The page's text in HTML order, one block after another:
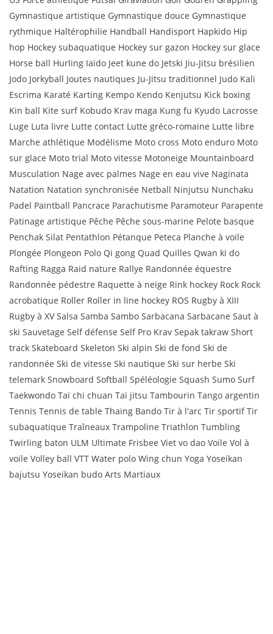
Gymnastique artistique Gymnastique douce Gymnastique
rythmique Haltérophilie Handball Handisport Hapkido Hip
hop Hockey subaquatique Hockey sur gazon Hockey sur glace
Horse ball Hurling Iaïdo Jeet kune do Jetski Jiu-Jitsu brésilien
Jodo Jorkyball Joutes nautiques Ju-Jitsu traditionnel Judo Kali
Escrima Karaté Karting Kempo Kendo Kenjutsu Kick boxing
Kin ball Kite surf Kobudo Krav maga Kung fu Kyudo Lacrosse
Luge Luta livre Lutte contact Lutte gréco-romaine Lutte libre
Marche athlétique Modélisme Moto cross Moto enduro Moto
sur glace Moto trial Moto vitesse Motoneige Mountainboard
Musculation Nage avec palmes Nage en eau vive Naginata
Natation Natation synchronisée Netball Ninjutsu Nunchaku
Padel Paintball Pancrace Parachutisme Paramoteur Parapente
Patinage artistique Pêche Pêche sous-marine Pelote basque
Penchak Silat Pentathlon Pétanque Peteca Planche à voile
Plongée Plongeon Polo Qi gong Quad Quilles Qwan ki do
Rafting Ragga Raid nature Rallye Randonnée équestre
Randonnée pédestre Raquette à neige Rink hockey Rock Rock
acrobatique Roller Roller in line hockey ROS Rugby à XIII
Rugby à XV Salsa Samba Sambo Sarbacana Sarbacane Saut à
ski Sauvetage Self défense Self Pro Krav Sepak takraw Short
track Skateboard Skeleton Ski alpin Ski de fond Ski de
randonnée Ski de vitesse Ski nautique Ski sur herbe Ski
telemark Snowboard Softball Spéléologie Squash Sumo Surf
Taekwondo Taï chi chuan Taï jitsu Tambourin Tango argentin
Tennis Tennis de table Thaing Bando Tir à l'arc Tir sportif Tir
subaquatique Traîneaux Trampoline Triathlon Tumbling
Twirling baton ULM Ultimate Frisbee Viet vo dao Voile Vol à
voile Volley ball VTT Water polo Wing chun Yoga Yoseikan
bajutsu Yoseikan budo Arts Martiaux